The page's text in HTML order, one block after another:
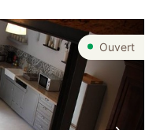
Ouvert